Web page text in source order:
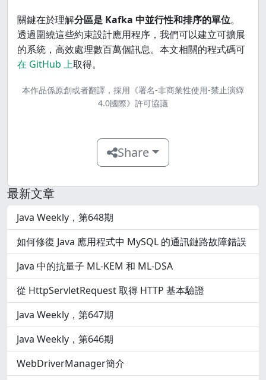
}
}
consumer.close();
關鍵在於理解分區是 Kafka 中並行性和排序的單位。
透過圍繞這些約束設計應用程序，我們可以建立可擴展
的系統，高效處理數百萬個訊息。本文相關的程式碼可
在 GitHub 上取得。
本作品係原創或者翻譯， 採用《署名-非商業性使用-禁止演繹
4.0國際》許可協議
Share
最新文章
Java Weekly，第648期
如何修復 Java 應用程式中 MySQL 的通訊鏈路故障錯誤
Java 中的抗量子 ML-KEM 和 ML-DSA
從 HttpServletRequest 取得 HTTP 基本驗證
Java Weekly，第647期
Java Weekly，第646期
WebDriverManager簡介